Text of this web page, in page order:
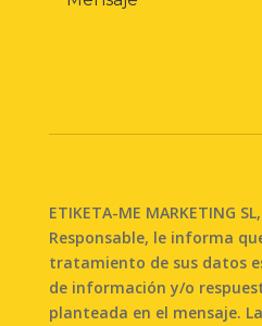
ETIKETA-ME MARKETING
Responsable, le informa
tratamiento de sus datos
de información y/o
planteada en el mensaje.